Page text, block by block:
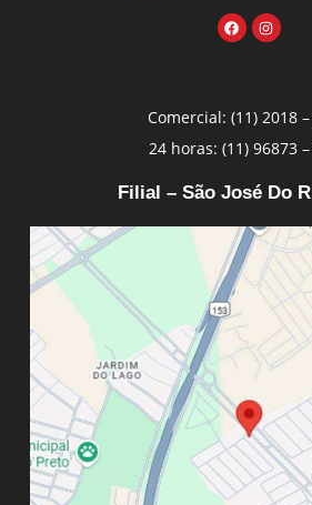
Comercial: (11) 2018
24 horas: (11) 96873 –
Filial – São José Do